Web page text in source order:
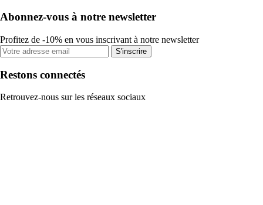
Abonnez-vous à notre newsletter
Profitez de -10% en vous inscrivant à notre newsletter
S'inscrire
Restons connectés
Retrouvez-nous sur les réseaux sociaux